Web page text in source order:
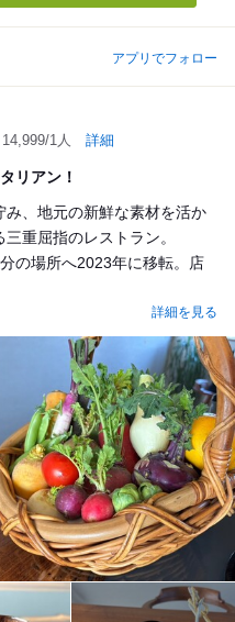
アプリでフォロー
1人 詳細
リアン！
、地元の新鮮な素材を活か
重屈指のレストラン。
の場所へ2023年に移転。店
詳細を見る